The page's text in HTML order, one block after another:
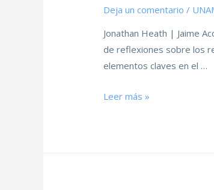
Deja un comentario /
Jonathan Heath | Jaime
de reflexiones sobre los
elementos claves en el …
Leer más »